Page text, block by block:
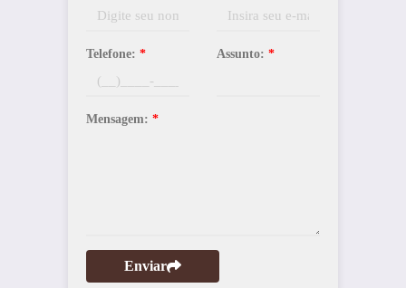
Telefone: * Assunto: *
Mensagem: *
Enviar